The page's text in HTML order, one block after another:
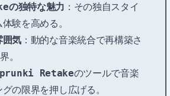
独特な魅力 ：その独自スタイ
験を高める。
囲気 ：動的な音楽統合で再構築さ
。
Retakeのツールで音楽
の限界を押し広げる。